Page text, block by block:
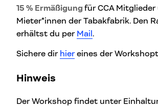
15 % Ermäßigung für CCA Mitglieder
Mieter*innen der Tabakfabrik. Den
erhältst du per Mail .
Sichere dir hiereines der
Hinweis
Der Workshop findet unter